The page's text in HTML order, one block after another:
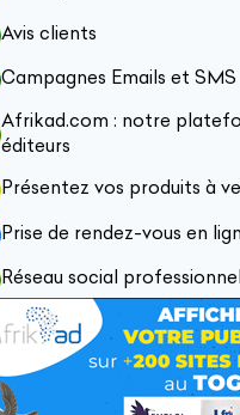
Avis clients
Campagnes Emails et SMS
Afrikad.com : notre
éditeurs
Présentez vos produits à
Prise de rendez-vous en
Réseau social professionnel